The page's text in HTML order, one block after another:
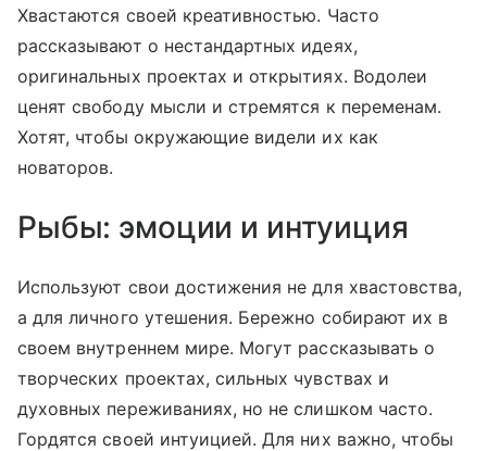
Хвастаются своей креативностью. Часто
рассказывают о нестандартных идеях,
оригинальных проектах и открытиях. Водолеи
ценят свободу мысли и стремятся к переменам.
Хотят, чтобы окружающие видели их как
новаторов.
Рыбы: эмоции и интуиция
Используют свои достижения не для хвастовства,
а для личного утешения. Бережно собирают их в
своем внутреннем мире. Могут рассказывать о
творческих проектах, сильных чувствах и
духовных переживаниях, но не слишком часто.
Гордятся своей интуицией. Для них важно, чтобы